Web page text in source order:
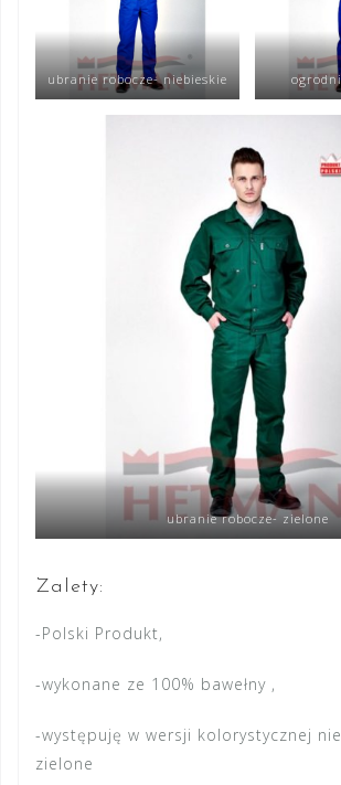
ubranie robocze- niebieskie
ubranie robocze- zielone
Zalety:
-Polski Produkt,
-wykonane ze 100% bawełny ,
-występuję w wersji kolorystycznej
zielone